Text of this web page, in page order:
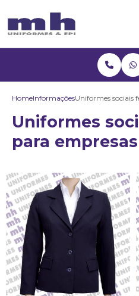
HomeInformaçõesUniformes sociais
Uniformes
para empresas